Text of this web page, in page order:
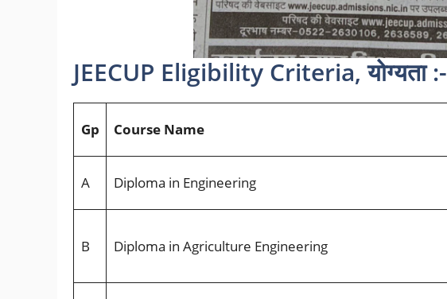
JEECUP Eligibility Criteria, योग्यता :-
Gp Course Name
A Diploma in Engineering
B Diploma in Agriculture Engineering